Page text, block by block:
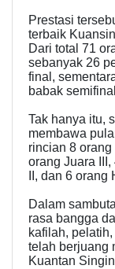
Prestasi
terbaik
Dari total 71
sebanyak 26
final,
babak
Tak hanya itu,
membawa
rincian 8 orang
orang Juara
II, dan 6 orang
Dalam
rasa bangga
kafilah,
telah berjuang
Kuantan